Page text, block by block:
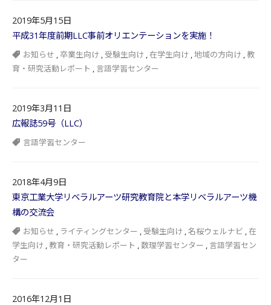
2019年5月15日
平成31年度前期LLC事前オリエンテーションを実施！
お知らせ ,卒業生向け , 受験生向け ,在学生向け ,地域の方向け , 教
育・研究活動レポート , 言語学習センター
2019年3月11日
広報誌59号（LLC）
言語学習センター
2018年4月9日
東京工業大学リベラルアーツ研究教育院と本学リベラルアーツ機
構の交流会
お知らせ , ライティングセンター , 受験生向け ,名桜ウェルナビ ,在
学生向け , 教育・研究活動レポート ,数理学習センター , 言語学習セン
ター
2016年12月1日